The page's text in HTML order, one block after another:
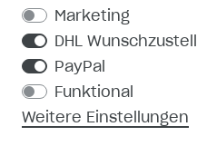
PRODUKTKATALOG
MEDIEN-DOWNLOAD
Marketing
DHL
PayPal
Funktional
Weitere Einstellungen